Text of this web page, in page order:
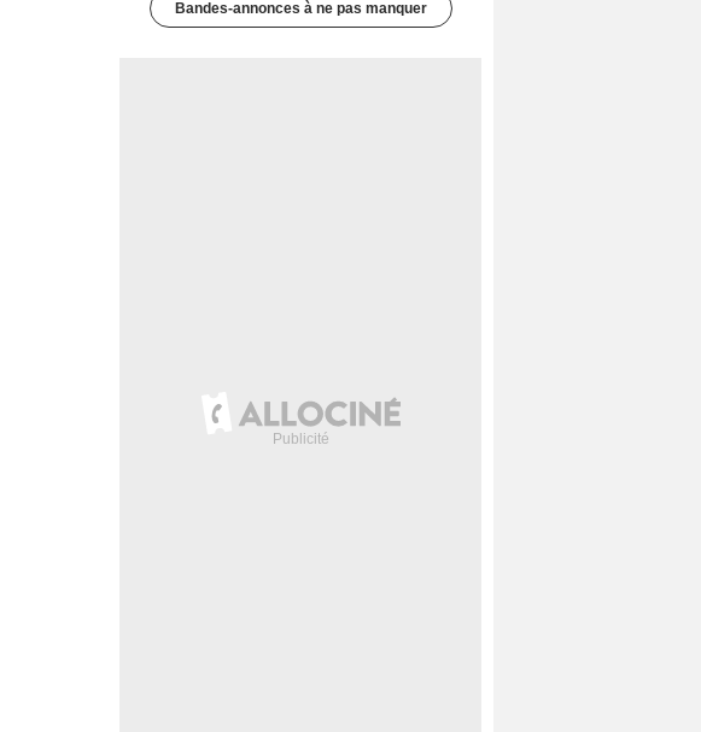
Bandes-annonces à ne pas manquer